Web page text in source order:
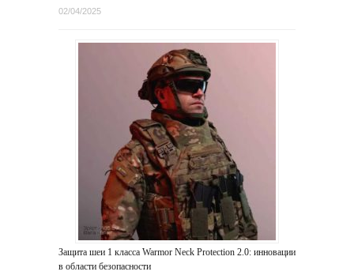
02/04/2025
Защита шеи 1 класса Warmor Neck Protection 2.0: инновации
в области безопасности